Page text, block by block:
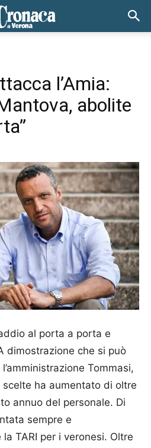
l’Amia:
abolite
al porta a porta e
dimostrazione che si può
Tommasi,
ha aumentato di oltre
annuo del personale. Di
sempre e
TARI per i veronesi. Oltre